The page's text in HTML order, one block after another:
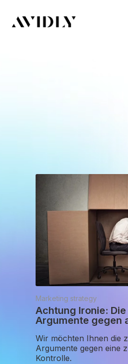
Marketing strategy
Achtung Ironie:
Argumente gegen
Wir möchten Ihnen die
Argumente gegen eine
Kontrolle.